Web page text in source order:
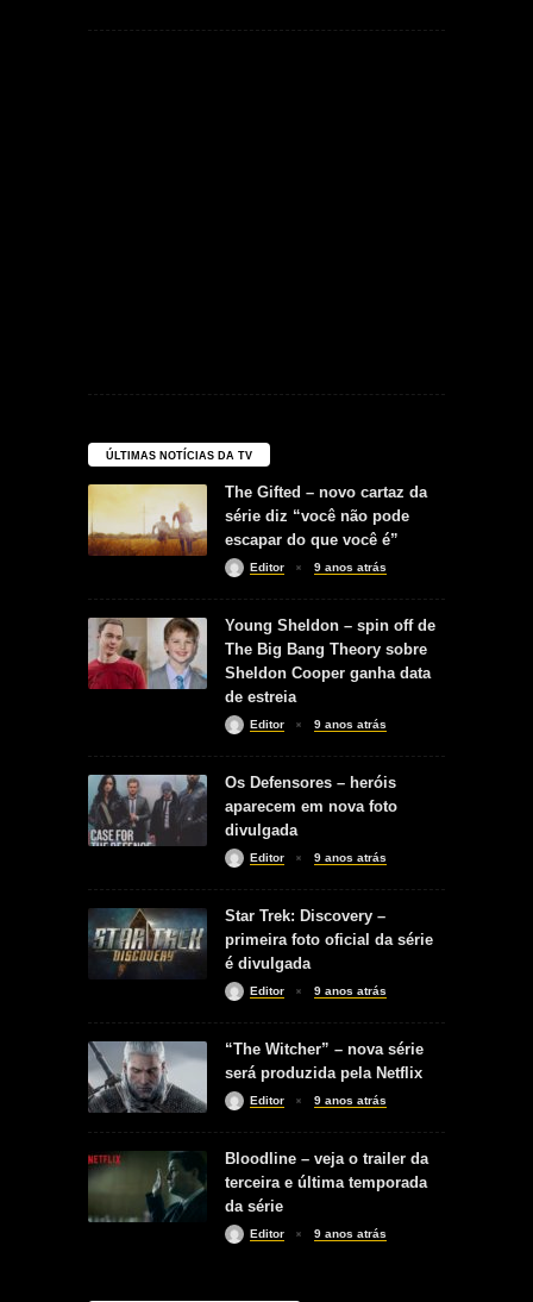
ÚLTIMAS NOTÍCIAS DA TV
The Gifted – novo cartaz da
série diz “você não pode
escapar do que você é”
Editor 9 anos atrás
Young Sheldon – spin off de
The Big Bang Theory sobre
Sheldon Cooper ganha data
de estreia
Editor 9 anos atrás
Os Defensores – heróis
aparecem em nova foto
divulgada
Editor 9 anos atrás
Star Trek: Discovery –
primeira foto oficial da série
é divulgada
Editor 9 anos atrás
“The Witcher” – nova série
será produzida pela Netflix
Editor 9 anos atrás
Bloodline – veja o trailer da
terceira e última temporada
da série
Editor 9 anos atrás